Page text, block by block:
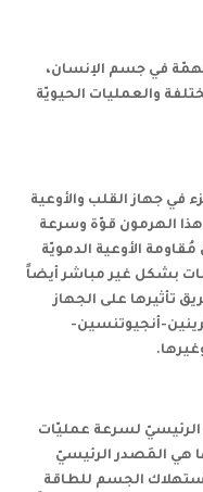
في جسم الإنسان،
والعمليات الحيويّة
في جهاز القلب والأوعية
هذا الهرمون قوّة وسرعة
الأوعية الدمويّة
بشكل غير مباشر أيضاً
تأثيرها على الجهاز
أنجيوتنسين-
الرئيسيّ لسرعة عمليّات
هي المَصدر الرئيسيّ
الجسم للطاقة